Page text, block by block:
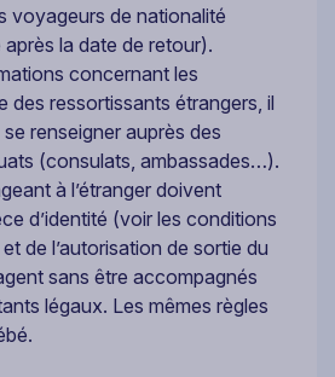
voyageurs de nationalité
la date de retour).
concernant les
des ressortissants étrangers, il
renseigner auprès des
(consulats, ambassades…).
à l’étranger doivent
d’identité (voir les conditions
de l’autorisation de sortie du
sans être accompagnés
légaux. Les mêmes règles